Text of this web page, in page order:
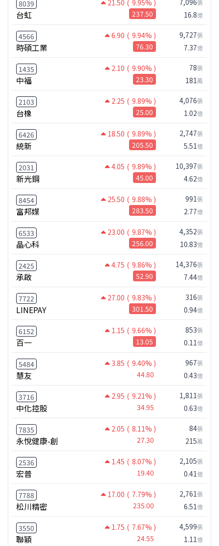
8039 21.50 ( 9.95% )
台虹 237.50
7,096張
16.8億
4566 6.90 ( 9.94% )
時碩工業 76.30
9,727張
7.37億
1435 2.10 ( 9.90% )
中福 23.30
78張
181萬
2103 2.25 ( 9.89% )
台橡 25.00
4,076張
1.02億
6426 18.50 ( 9.89% )
統新 205.50
2,747張
5.51億
2031 4.05 ( 9.89% )
新光鋼 45.00
10,397張
4.62億
8454 25.50 ( 9.88% )
富邦媒 283.50
991張
2.77億
6533 23.00 ( 9.87% )
晶心科 256.00
4,352張
10.83億
2425 4.75 ( 9.86% )
承啟 52.90
14,376張
7.44億
7722 27.00 ( 9.83% )
LINEPAY 301.50
316張
0.94億
6152 1.15 ( 9.66% )
百一 13.05
853張
0.11億
5484 3.85 ( 9.40% )
慧友 44.80
967張
0.43億
3716 2.95 ( 9.21% )
中化控股 34.95
1,811張
0.63億
7835 2.05 ( 8.11% )
永悅健康-創 27.30
84張
215萬
2536 1.45 ( 8.07% )
宏普 19.40
2,105張
0.41億
7788 17.00 ( 7.79% )
松川精密 235.00
2,761張
6.51億
3550 1.75 ( 7.67% )
聯穎 24.55
4,599張
1.11億